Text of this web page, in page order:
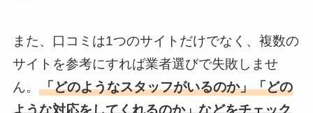
また、口コミは1つのサイトだけでなく、複数の
サイトを参考にすれば業者選びで失敗しませ
ん。 「どのようなスタッフがいるのか」「どの
ような対応をしてくれるのか」などをチェック